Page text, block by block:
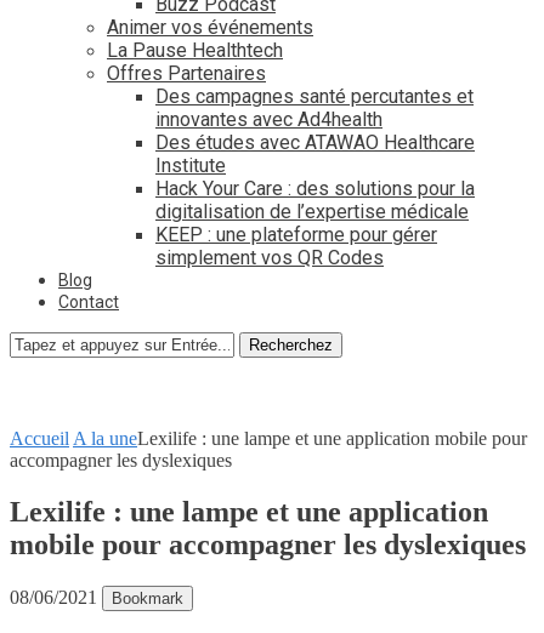
Animer vos événements
La Pause Healthtech
Offres Partenaires
Des campagnes santé percutantes et
innovantes avec Ad4health
Des études avec ATAWAO Healthcare
Institute
Hack Your Care : des solutions pour la
digitalisation de l’expertise médicale
KEEP : une plateforme pour gérer
simplement vos QR Codes
Blog
Contact
Recherchez
Accueil A la uneLexilife : une lampe et une application mobile pour
accompagner les dyslexiques
Lexilife : une lampe et une application
mobile pour accompagner les dyslexiques
08/06/2021 Bookmark